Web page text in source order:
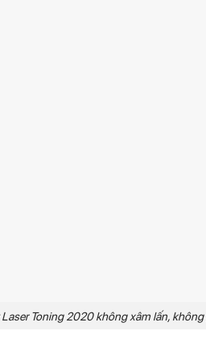
Laser Toning 2020 không xâm lấn, không